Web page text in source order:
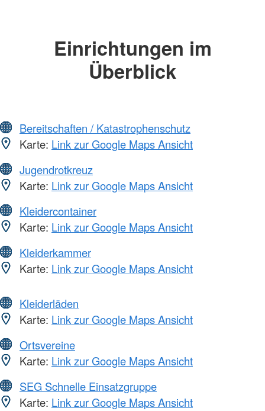
Einrichtungen im
Überblick
Bereitschaften / Katastrophenschutz
Karte: Link zur Google Maps Ansicht
Jugendrotkreuz
Karte: Link zur Google Maps Ansicht
Kleidercontainer
Karte: Link zur Google Maps Ansicht
Kleiderkammer
Karte: Link zur Google Maps Ansicht
Kleiderläden
Karte: Link zur Google Maps Ansicht
Ortsvereine
Karte: Link zur Google Maps Ansicht
SEG Schnelle Einsatzgruppe
Karte: Link zur Google Maps Ansicht